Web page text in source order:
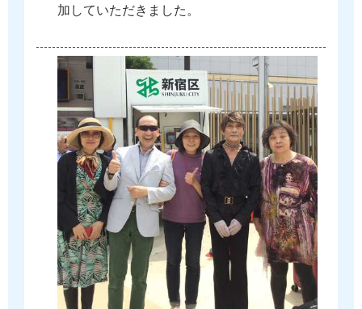
加 していただき ま した 。